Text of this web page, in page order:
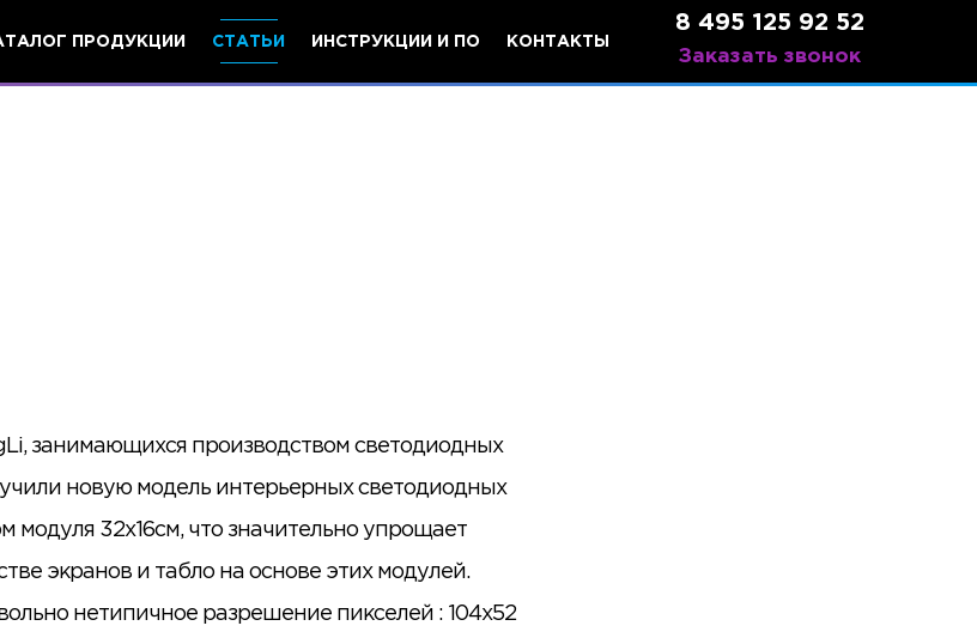
ПРОДУКЦИИ СТАТЬИ ИНСТРУКЦИИ И ПО КОНТАКТЫ
8 495 125 92 52
Заказать звонок
занимающихся производством светодиодных
новую модель интерьерных светодиодных
модуля 32х16см, что значительно упрощает
экранов и табло на основе этих модулей.
нетипичное разрешение пикселей : 104х52